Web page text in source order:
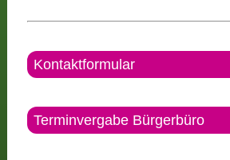
Kontaktformular
Terminvergabe Bürgerbüro